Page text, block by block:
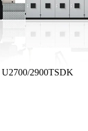
2900TSDK